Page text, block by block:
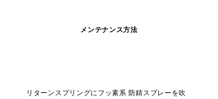
メンテナンス方法
リターンスプリングにフッ素系 防錆スプレーを吹